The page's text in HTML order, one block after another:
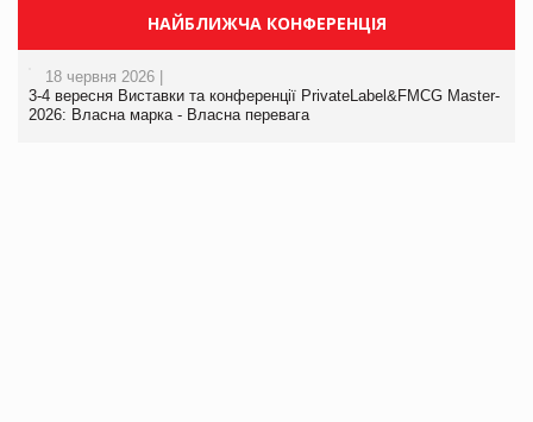
НАЙБЛИЖЧА КОНФЕРЕНЦІЯ
18 червня 2026 |
3-4 вересня Виставки та конференції PrivateLabel&FMCG Master-
2026: Власна марка - Власна перевага